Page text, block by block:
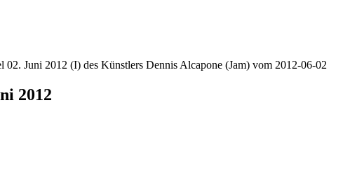
Juni 2012 (I) des Künstlers Dennis Alcapone (Jam) vom 2012-06-02
2012